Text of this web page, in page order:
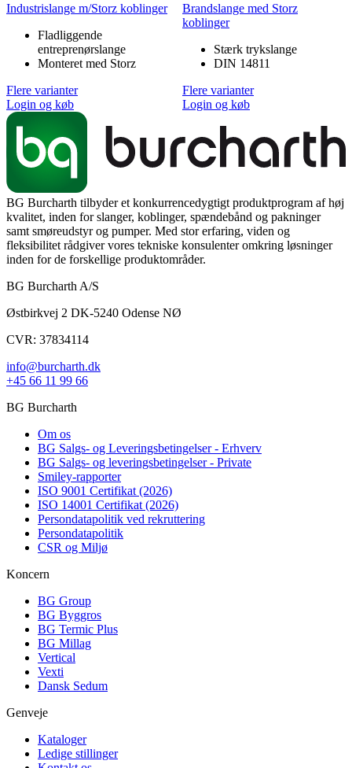
Industrislange m/Storz koblinger
Fladliggende
entreprenørslange
Monteret med Storz
Flere varianter
Login og køb
Brandslange med Storz
koblinger
Stærk trykslange
DIN 14811
Flere varianter
Login og køb
BG Burcharth tilbyder et konkurrencedygtigt produktprogram af høj
kvalitet, inden for slanger, koblinger, spændebånd og pakninger
samt smøreudstyr og pumper. Med stor erfaring, viden og
fleksibilitet rådgiver vores tekniske konsulenter omkring løsninger
inden for de forskellige produktområder.
BG Burcharth A/S
Østbirkvej 2 DK-5240 Odense NØ
CVR: 37834114
info@burcharth.dk
+45 66 11 99 66
BG Burcharth
Om os
BG Salgs- og Leveringsbetingelser - Erhverv
BG Salgs- og leveringsbetingelser - Private
Smiley-rapporter
ISO 9001 Certifikat (2026)
ISO 14001 Certifikat (2026)
Persondatapolitik ved rekruttering
Persondatapolitik
CSR og Miljø
Koncern
BG Group
BG Byggros
BG Termic Plus
BG Millag
Vertical
Vexti
Dansk Sedum
Genveje
Kataloger
Ledige stillinger